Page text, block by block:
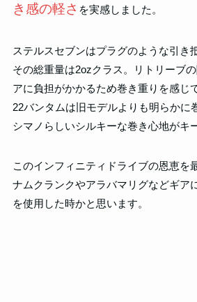
き 感の軽さ を実感しました。
ステルスセブンはプラグのような引き
その総重量は2ozクラス。リトリーブ
アに負担がかかるため巻き重りを感じ
22バンタムは旧モデルよりも明らかに
シマノらしいシルキーな巻き心地がキ
このインフィニティドライブの恩恵を
ナムクランクやアラバマリグなどギア
を使用した時かと思います。